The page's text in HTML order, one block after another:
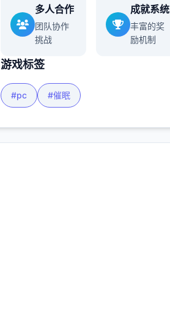
多人合作
团队协作
挑战
成就系统
丰富的奖
励机制
游戏标签
#pc #催眠